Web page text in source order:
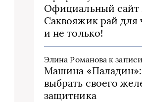
Официальный сайт
Саквояжик рай для
и не только!
Элина Романова к записи
Машина
выбрать своего
защитника